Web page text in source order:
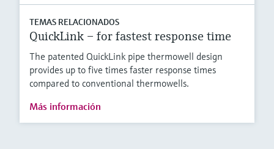
TEMAS RELACIONADOS
QuickLink – for fastest response time
The patented QuickLink pipe thermowell design
provides up to five times faster response times
compared to conventional thermowells.
Más información